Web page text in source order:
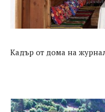
Кадър от дома на